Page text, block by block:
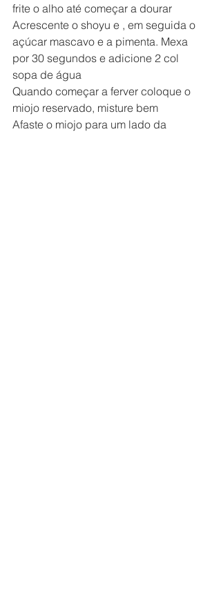
frite o alho até começar a dourar
Acrescente o shoyu e , em seguida o
açúcar mascavo e a pimenta. Mexa
por 30 segundos e adicione 2 col
sopa de água
Quando começar a ferver coloque o
miojo reservado, misture bem
Afaste o miojo para um lado da